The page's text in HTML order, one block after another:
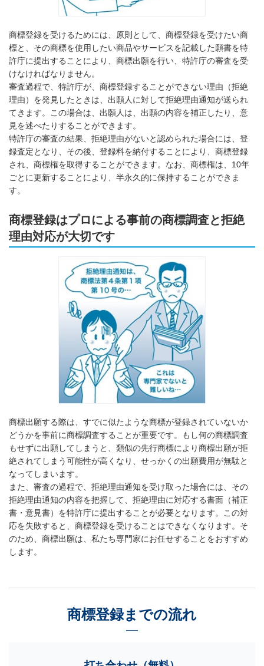
商標登録を受けるためには、原則として、商標登録を受けたい商
標と、その商標を使用したい商品やサービスを記載した願書を特
許庁に提出することにより、商標出願を行い、特許庁の審査を受
けなければなりません。
審査過程で、特許庁が、商標登録することができない理由（拒絶
理由）を発見したときは、出願人に対して拒絶理由通知が送られ
てきます。この場合は、出願人は、出願の内容を補正したり、意
見を述べたりすることができます。
特許庁の審査の結果、拒絶理由がないと認められた場合には、登
録査定となり、その後、登録料を納付することにより、商標登録
され、商標権を取得することができます。なお、商標権は、10年
ごとに更新することにより、半永久的に保持することができま
す。
商標登録はプロによる事前の商標調査と拒絶
理由対応が大切です
商標出願する際は、すでに似たような商標が登録されていないか
どうかを事前に商標調査することが重要です。もし何の商標調査
もせずに出願してしまうと、類似の先行商標により商標出願が拒
絶されてしまう可能性が高くなり、せっかくの出願費用が無駄と
なってしまいます。
また、審査の過程で、拒絶理由通知を受け取った場合には、その
拒絶理由通知の内容を把握して、拒絶理由に対応する書面（補正
書・意見書）を特許庁に提出することが必要となります。この対
応を失敗すると、商標登録を受けることはできなくなります。そ
のため、商標出願は、私たち専門家にお任せすることをおすすめ
します。
商標登録までの流れ